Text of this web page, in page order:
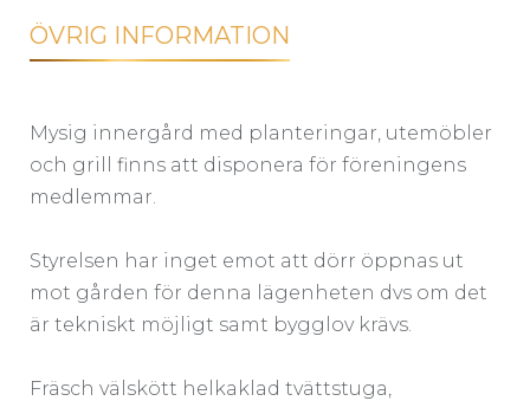
ÖVRIG INFORMATION
Mysig innergård med planteringar, utemöbler
och grill finns att disponera för föreningens
medlemmar.
Styrelsen har inget emot att dörr öppnas ut
mot gården för denna lägenheten dvs om det
är tekniskt möjligt samt bygglov krävs.
Fräsch välskött helkaklad tvättstuga,